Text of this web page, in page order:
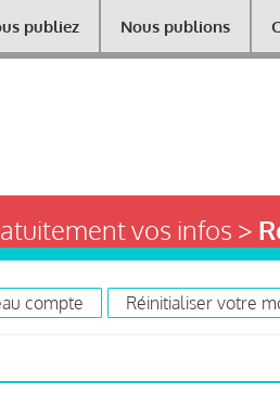
publiez Nous publions
vos infos >
compte Réinitialiser votre